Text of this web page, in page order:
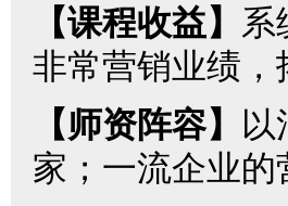
【课程收益】 系
非常营销业绩
【师资阵容】
家；一流企业